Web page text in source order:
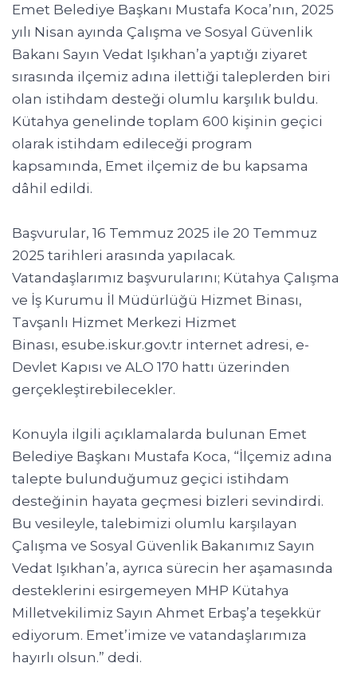
Emet Belediye Başkanı Mustafa Koca’nın, 2025
yılı Nisan ayında Çalışma ve Sosyal Güvenlik
Bakanı Sayın Vedat Işıkhan’a yaptığı ziyaret
sırasında ilçemiz adına ilettiği taleplerden biri
olan istihdam desteği olumlu karşılık buldu.
Kütahya genelinde toplam 600 kişinin geçici
olarak istihdam edileceği program
kapsamında, Emet ilçemiz de bu kapsama
dâhil edildi.
Başvurular, 16 Temmuz 2025 ile 20 Temmuz
2025 tarihleri arasında yapılacak.
Vatandaşlarımız başvurularını; Kütahya Çalışma
ve İş Kurumu İl Müdürlüğü Hizmet Binası,
Tavşanlı Hizmet Merkezi Hizmet
Binası, esube.iskur.gov.tr internet adresi, e-
Devlet Kapısı ve ALO 170 hattı üzerinden
gerçekleştirebilecekler.
Konuyla ilgili açıklamalarda bulunan Emet
Belediye Başkanı Mustafa Koca, “İlçemiz adına
talepte bulunduğumuz geçici istihdam
desteğinin hayata geçmesi bizleri sevindirdi.
Bu vesileyle, talebimizi olumlu karşılayan
Çalışma ve Sosyal Güvenlik Bakanımız Sayın
Vedat Işıkhan’a, ayrıca sürecin her aşamasında
desteklerini esirgemeyen MHP Kütahya
Milletvekilimiz Sayın Ahmet Erbaş’a teşekkür
ediyorum. Emet’imize ve vatandaşlarımıza
hayırlı olsun.” dedi.